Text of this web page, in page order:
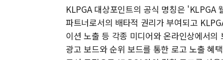
KLPGA 대상포인트의 공식 명칭은 'KLPGA
파트너로서의 배타적 권리가 부여되고
이션 노출 등 각종 미디어와 온라인상에서
광고 보드와 순위 보드를 통한 로고 노출 혜